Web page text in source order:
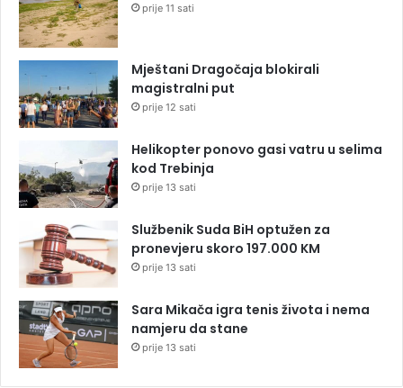
prije 11 sati
Mještani Dragočaja blokirali
magistralni put
prije 12 sati
Helikopter ponovo gasi vatru u selima
kod Trebinja
prije 13 sati
Službenik Suda BiH optužen za
pronevjeru skoro 197.000 KM
prije 13 sati
Sara Mikača igra tenis života i nema
namjeru da stane
prije 13 sati